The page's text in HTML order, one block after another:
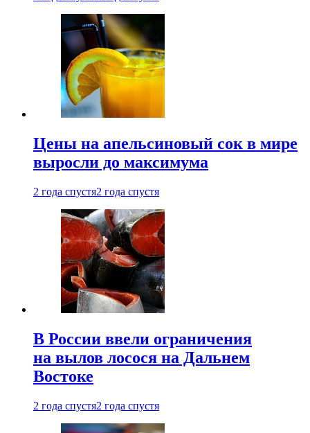
Цены на апельсиновый сок в мире
выросли до максимума
2 года спустя2 года спустя
В России ввели ограничения
на вылов лосося на Дальнем
Востоке
2 года спустя2 года спустя